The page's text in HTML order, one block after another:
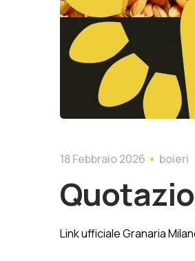
18 Febbraio 2026 boieri
Link ufficiale Granaria